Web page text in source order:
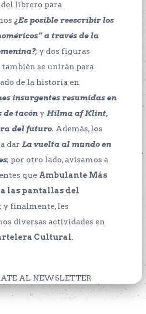
del librero para
¿Es posible reescribir los
a través de la
; y dos figuras
se unirán para
de la historia en
insurgentes resumidas en
de tacón y Hilma af Klint,
del futuro. Además, los
dar La vuelta al mundo en
; por otro lado, avisamos a
que Ambulante Más
las pantallas del
; y finalmente, les
diversas actividades en
Cultural.
AL NEWSLETTER